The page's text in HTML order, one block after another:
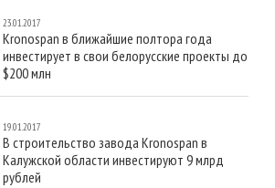
23.01.2017
Kronospan в ближайшие полтора года
инвестирует в свои белорусские проекты до
$200 млн
19.01.2017
В строительство завода Kronospan в
Калужской области инвестируют 9 млрд
рублей